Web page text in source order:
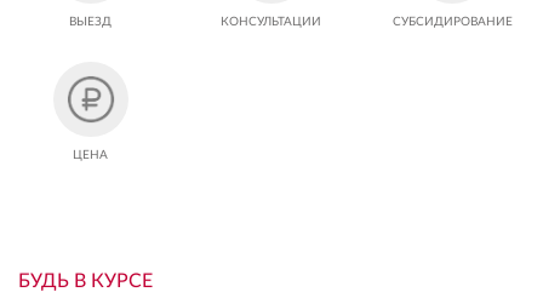
ВЫЕЗД КОНСУЛЬТАЦИИ СУБСИДИРОВАНИЕ
ЦЕНА
БУДЬ В КУРСЕ